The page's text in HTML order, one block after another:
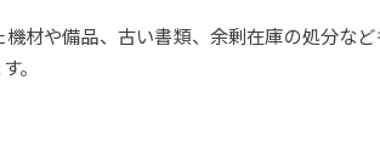
材や備品、古い書類、余剰在庫の処分など
。